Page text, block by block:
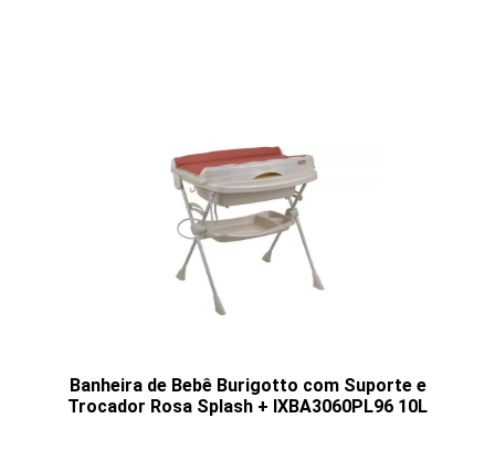
Banheira de Bebê Burigotto com Suporte e
Trocador Rosa Splash + IXBA3060PL96 10L